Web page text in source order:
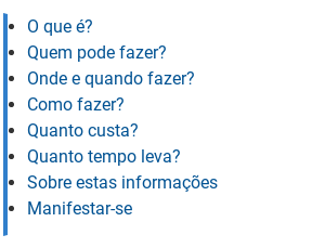
O que é?
Quem pode fazer?
Onde e quando fazer?
Como fazer?
Quanto custa?
Quanto tempo leva?
Sobre estas informações
Manifestar-se